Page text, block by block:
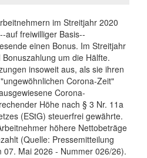
im Streitjahr 2020
auf freiwilliger Basis--
einen Bonus. Im Streitjahr
um die Hälfte.
insoweit aus, als sie ihren
Corona-Zeit"
Corona-
Höhe nach § 3 Nr. 11a
(EStG) steuerfrei gewährte.
höhere Nettobeträge
(Quelle: Pressemitteilung
07. Mai 2026 - Nummer 026/26).